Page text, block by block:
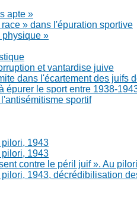
apte »
» dans l'épuration sportive
physique »
et vantardise juive
dans l'écartement des juifs
épurer le sport entre 1938-
sportif
pilori, 1943
pilori, 1943
contre le péril juif ». Au
1943, décrédibilisation